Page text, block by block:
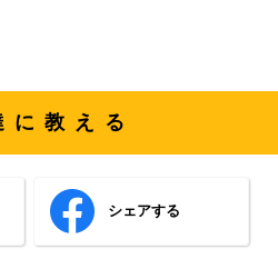
に教える
シェアする